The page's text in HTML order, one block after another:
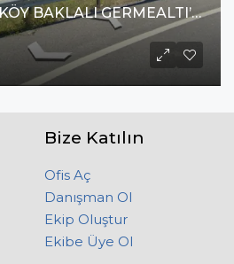
FIRSAT-ARNAVUTKÖY BAKLALI GERMEALTI’NDA SATILIK 1000 M2
Bize Katılın
Ofis Aç
Danışman Ol
Ekip Oluştur
Ekibe Üye Ol